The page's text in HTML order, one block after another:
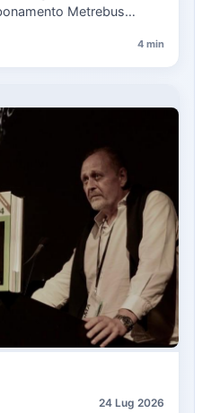
Metrebus
4 min
24 Lug 2026